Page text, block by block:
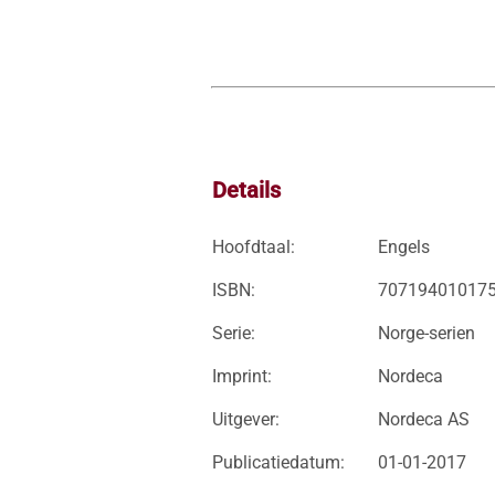
Details
Hoofdtaal: Engels
ISBN:
Serie: Norge-serien
Imprint: Nordeca
Uitgever: Nordeca AS
Publicatiedatum: 01-01-2017